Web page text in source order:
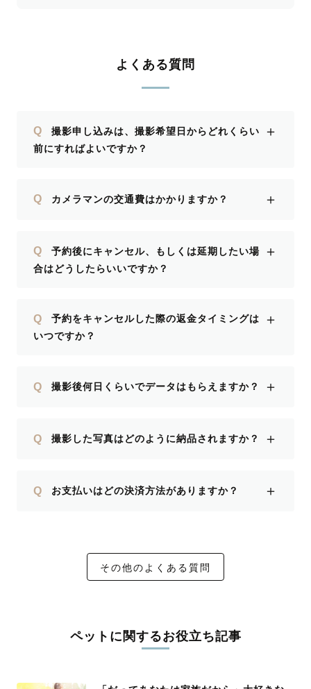
よくある質問
Q
撮影申し込みは、撮影希望日からどれくらい
前にすればよいですか？
＋
Q カメラマンの交通費はかかりますか？ ＋
Q
予約後にキャンセル、もしくは延期したい場
合はどうしたらいいですか？
＋
Q
予約をキャンセルした際の返金タイミングは
いつですか？
＋
Q 撮影後何日くらいでデータはもらえますか？ ＋
Q 撮影した写真はどのように納品されますか？ ＋
Q お支払いはどの決済方法がありますか？ ＋
その他のよくある質問
ペットに関するお役立ち記事